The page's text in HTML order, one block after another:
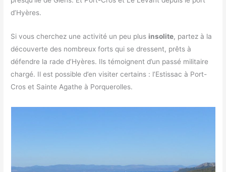
d’Hyères.
Si vous cherchez une activité un peu plus insolite, partez à la
découverte des nombreux forts qui se dressent, prêts à
défendre la rade d’Hyères. Ils témoignent d’un passé militaire
chargé. Il est possible d’en visiter certains : l’Estissac à Port-
Cros et Sainte Agathe à Porquerolles.